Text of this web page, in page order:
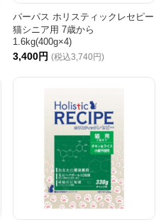
パーパス ホリスティックレセピー
猫シニア用 7歳から
1.6kg(400g×4)
3,400円 (税込3,740円)